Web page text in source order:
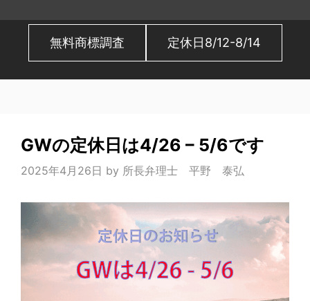
ッ
無料商標調査 定休日8/12-8/14
GWの定休日は4/26 – 5/6です
2025年4月26日 by 所長弁理士 平野 泰弘